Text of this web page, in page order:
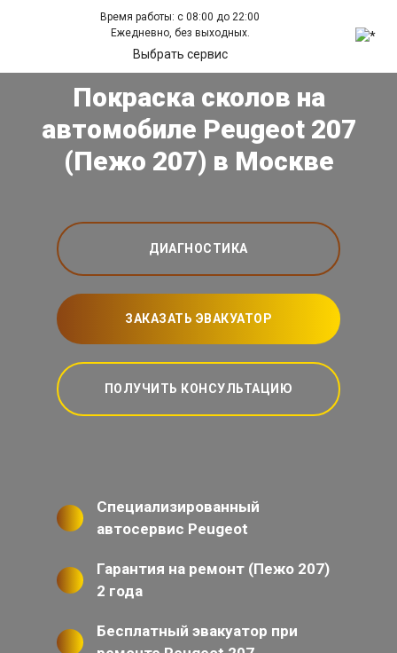
Время работы: с 08:00 до 22:00
Ежедневно, без выходных.
Выбрать сервис
Покраска сколов на
автомобиле Peugeot 207
(Пежо 207) в Москве
ДИАГНОСТИКА
ЗАКАЗАТЬ ЭВАКУАТОР
ПОЛУЧИТЬ КОНСУЛЬТАЦИЮ
Специализированный
автосервис Peugeot
Гарантия на ремонт (Пежо 207)
2 года
Бесплатный эвакуатор при